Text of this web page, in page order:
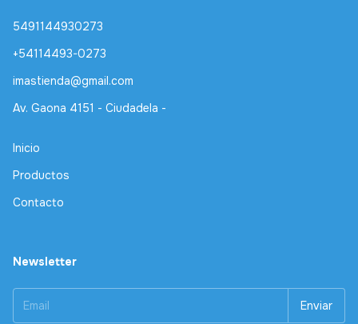
5491144930273
+54114493-0273
imastienda@gmail.com
Av. Gaona 4151 - Ciudadela -
Inicio
Productos
Contacto
Newsletter